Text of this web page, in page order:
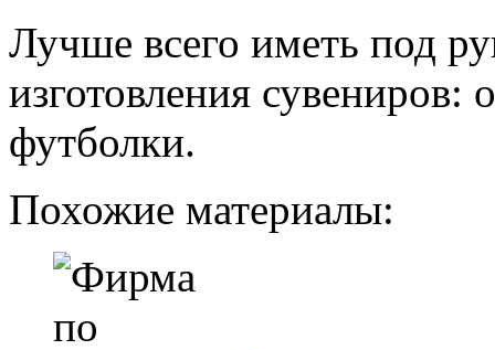
Лучше всего иметь под
изготовления
футболки.
Похожие материалы: